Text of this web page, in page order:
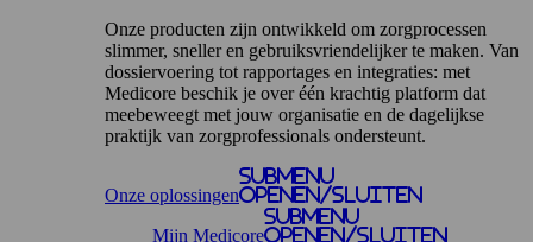
Onze producten zijn ontwikkeld om zorgprocessen
slimmer, sneller en gebruiksvriendelijker te maken. Van
dossiervoering tot rapportages en integraties: met
Medicore beschik je over één krachtig platform dat
meebeweegt met jouw organisatie en de dagelijkse
praktijk van zorgprofessionals ondersteunt.
Onze oplossingen
Submenu
openen/sluiten
Mijn Medicore
Submenu
openen/sluiten